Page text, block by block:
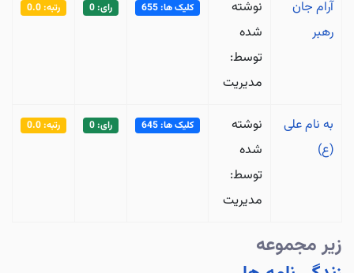
آرام جان
رهبر
نوشته
شده
توسط:
مدیریت
کلیک ها: 655 رای: 0 رتبه: 0.0
به نام علی
(ع)
نوشته
شده
توسط:
مدیریت
کلیک ها: 645 رای: 0 رتبه: 0.0
زیر مجموعه